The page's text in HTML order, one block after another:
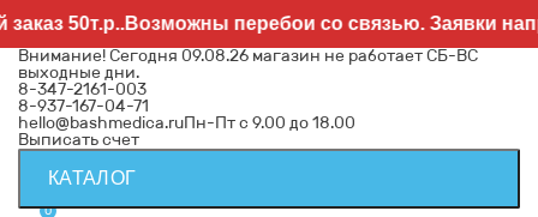
перебои со связью. Заявки
Внимание! Сегодня 09.08.26 магазин не работает СБ-ВС
выходные дни.
8-347-2161-003
8-937-167-04-71
hello@bashmedica.ruПн-Пт с 9.00 до 18.00
Выписать счет
КАТАЛОГ
0